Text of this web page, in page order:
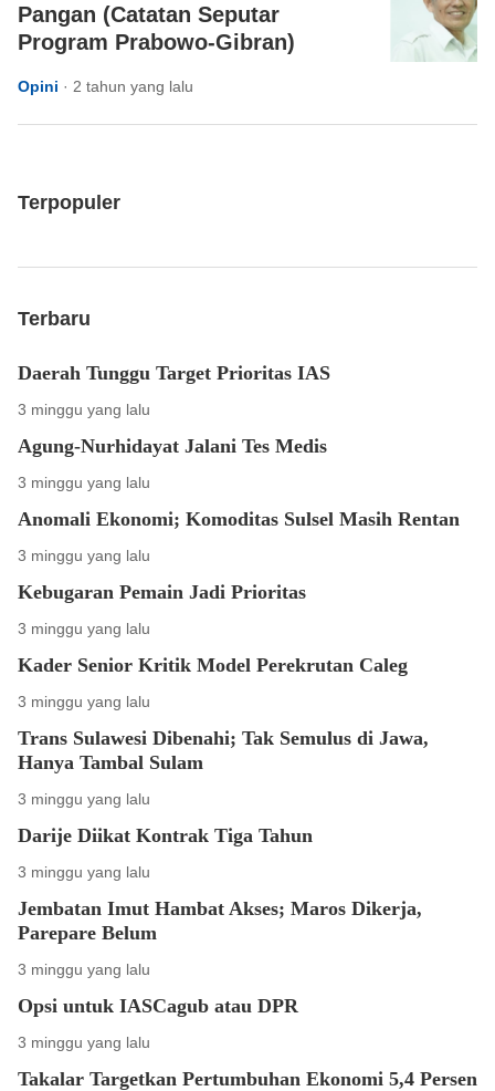
Pangan (Catatan Seputar
Program Prabowo-Gibran)
Opini · 2 tahun yang lalu
Terpopuler
Terbaru
Daerah Tunggu Target Prioritas IAS
3 minggu yang lalu
Agung-Nurhidayat Jalani Tes Medis
3 minggu yang lalu
Anomali Ekonomi; Komoditas Sulsel Masih Rentan
3 minggu yang lalu
Kebugaran Pemain Jadi Prioritas
3 minggu yang lalu
Kader Senior Kritik Model Perekrutan Caleg
3 minggu yang lalu
Trans Sulawesi Dibenahi; Tak Semulus di Jawa,
Hanya Tambal Sulam
3 minggu yang lalu
Darije Diikat Kontrak Tiga Tahun
3 minggu yang lalu
Jembatan Imut Hambat Akses; Maros Dikerja,
Parepare Belum
3 minggu yang lalu
Opsi untuk IASCagub atau DPR
3 minggu yang lalu
Takalar Targetkan Pertumbuhan Ekonomi 5,4 Persen